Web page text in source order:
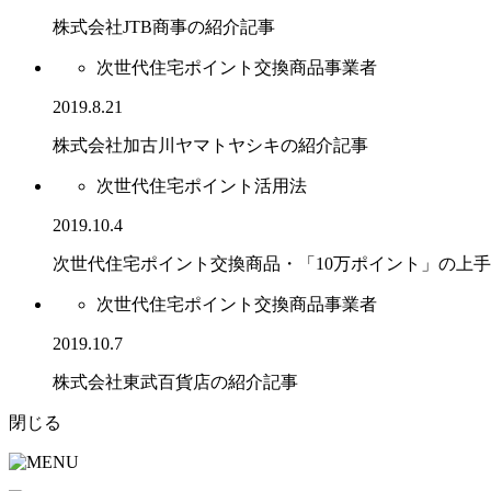
株式会社JTB商事の紹介記事
次世代住宅ポイント交換商品事業者
2019.8.21
株式会社加古川ヤマトヤシキの紹介記事
次世代住宅ポイント活用法
2019.10.4
次世代住宅ポイント交換商品・「10万ポイント」の上
次世代住宅ポイント交換商品事業者
2019.10.7
株式会社東武百貨店の紹介記事
閉じる